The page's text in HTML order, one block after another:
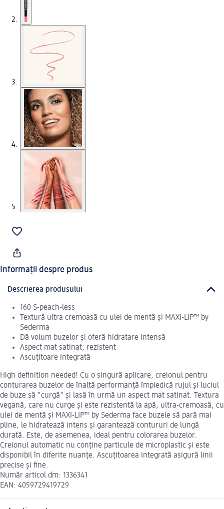
Informații despre produs
Descrierea produsului
160 S-peach-less
Textură ultra cremoasă cu ulei de mentă și MAXI-LIP™ by
Sederma
Dă volum buzelor și oferă hidratare intensă
Aspect mat satinat, rezistent
Ascuțitoare integrată
High definition needed! Cu o singură aplicare, creionul pentru
conturarea buzelor de înaltă performanță împiedică rujul și luciul
de buze să "curgă" și lasă în urmă un aspect mat satinat. Textura
vegană, care nu curge și este rezistentă la apă, ultra-cremoasă, cu
ulei de mentă și MAXI-LIP™ by Sederma face buzele să pară mai
pline, le hidratează intens și garantează contururi de lungă
durată. Este, de asemenea, ideal pentru colorarea buzelor.
Creionul automatic nu conține particule de microplastic și este
disponibil în diferite nuanțe. Ascuțitoarea integrată asigură linii
precise și fine.
Număr articol dm: 1336341
EAN: 4059729419729